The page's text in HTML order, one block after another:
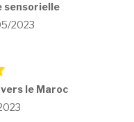
sensorielle
2023
le Maroc